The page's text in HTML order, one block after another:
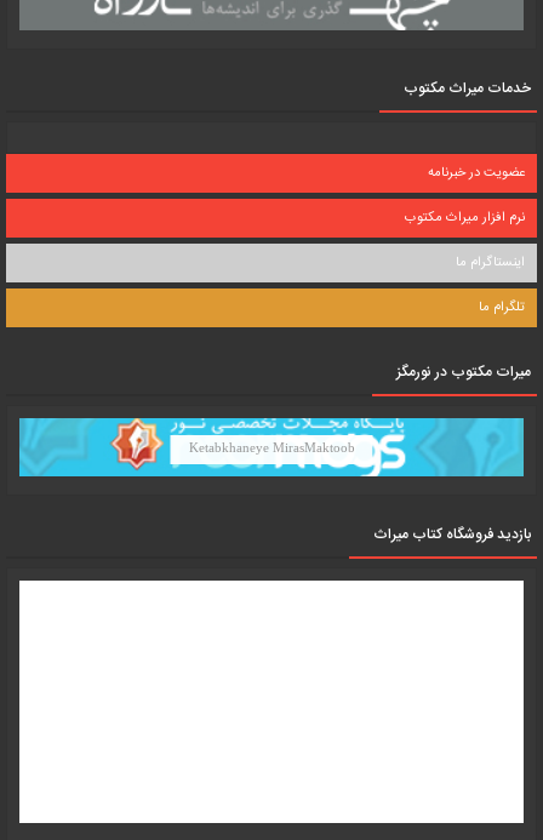
خدمات میراث مکتوب
عضویت در خبرنامه
نرم افزار میراث مکتوب
اینستاگرام ما
تلگرام ما
میرات مکتوب در نورمگز
Ketabkhaneye MirasMaktoob
بازدید فروشگاه کتاب میراث